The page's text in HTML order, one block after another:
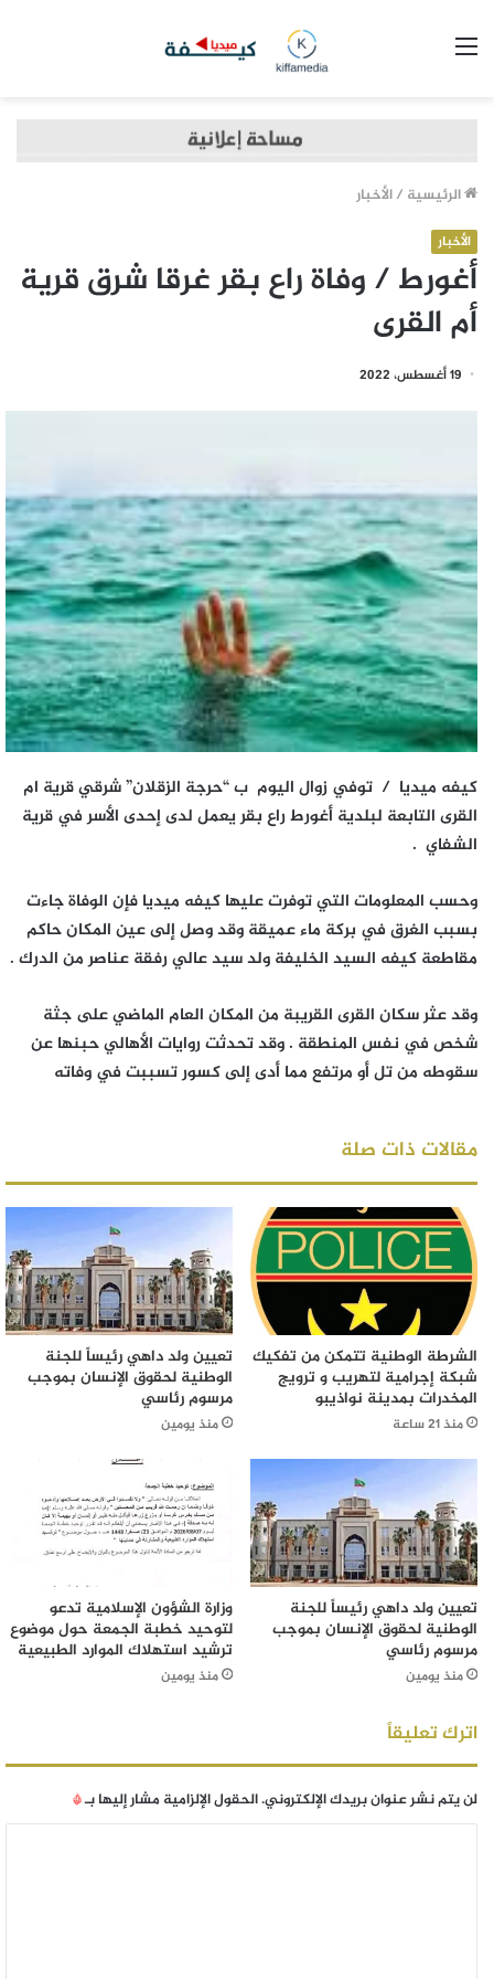
الرئيسية /الأخبار
الأخبار
أغورط / وفاة راع بقر غرقا شرق قرية
أم القرى
19 أغسطس، 2022
كيفه ميديا / توفي زوال اليوم ب “حرجة الزقلان” شرقي قرية ام
القرى التابعة لبلدية أغورط راع بقر يعمل لدى إحدى الأسر في قرية
الشفاي .
وحسب المعلومات التي توفرت عليها كيفه ميديا فإن الوفاة جاءت
بسبب الغرق في بركة ماء عميقة وقد وصل إلى عين المكان حاكم
مقاطعة كيفه السيد الخليفة ولد سيد عالي رفقة عناصر من الدرك .
وقد عثر سكان القرى القريبة من المكان العام الماضي على جثة
شخص في نفس المنطقة . وقد تحدثت روايات الأهالي حبنها عن
سقوطه من تل أو مرتفع مما أدى إلى كسور تسببت في وفاته
مقالات ذات صلة
الشرطة الوطنية تتمكن من تفكيك
شبكة إجرامية لتهريب و ترويج
المخدرات بمدينة نواذيبو
منذ 21 ساعة
تعيين ولد داهي رئيساً للجنة
الوطنية لحقوق الإنسان بموجب
مرسوم رئاسي
منذ يومين
تعيين ولد داهي رئيساً للجنة
الوطنية لحقوق الإنسان بموجب
مرسوم رئاسي
منذ يومين
وزارة الشؤون الإسلامية تدعو
لتوحيد خطبة الجمعة حول موضوع
ترشيد استهلاك الموارد الطبيعية
منذ يومين
اترك تعليقاً
لن يتم نشر عنوان بريدك الإلكتروني.الحقول الإلزامية مشار إليها بـ*